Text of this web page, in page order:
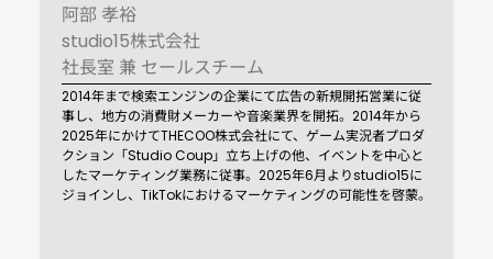
阿部 孝裕
studio15株式会社
社長室 兼 セールスチーム
2014年まで検索エンジンの企業にて広告の新規開拓営業に従
事し、地方の消費財メーカーや音楽業界を開拓。2014年から
2025年にかけてTHECOO株式会社にて、ゲーム実況者プロダ
クション「Studio Coup」立ち上げの他、イベントを中心と
したマーケティング業務に従事。2025年6月よりstudio15に
ジョインし、TikTokにおけるマーケティングの可能性を啓蒙。